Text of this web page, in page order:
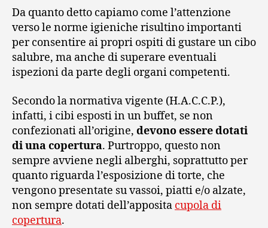
Da quanto detto capiamo come l’attenzione
verso le norme igieniche risultino importanti
per consentire ai propri ospiti di gustare un cibo
salubre, ma anche di superare eventuali
ispezioni da parte degli organi competenti.
Secondo la normativa vigente (H.A.C.C.P.),
infatti, i cibi esposti in un buffet, se non
confezionati all’origine, devono essere dotati
di una copertura. Purtroppo, questo non
sempre avviene negli alberghi, soprattutto per
quanto riguarda l’esposizione di torte, che
vengono presentate su vassoi, piatti e/o alzate,
non sempre dotati dell’apposita cupola di
copertura.